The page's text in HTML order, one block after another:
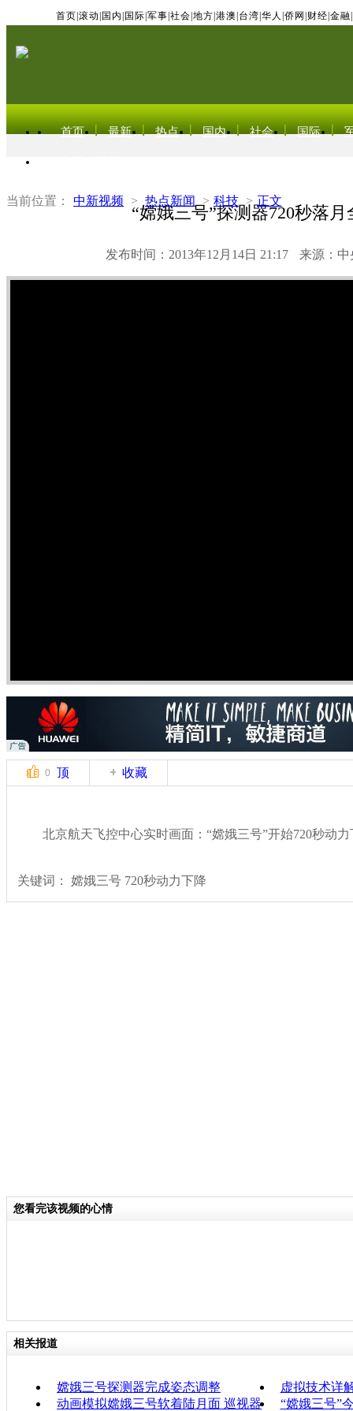
首页 滚动 国内 国际 军事 社会 地方 港澳 台湾 华人 侨网 财经 金融
首页 最新 热点 国内 社会 国际
当前位置： 中新视频 > 热点新闻 > 科技 > 正文
“嫦娥三号”探测器720秒落月
发布时间：2013年12月14日 21:17 来源：中
0 顶 收藏
北京航天飞控中心实时画面：“嫦娥三号”开始720秒动力
关键词： 嫦娥三号 720秒动力下降
您看完该视频的心情
相关报道
嫦娥三号探测器完成姿态调整
虚拟技术详
动画模拟嫦娥三号软着陆月面 巡视器
“嫦娥三号”